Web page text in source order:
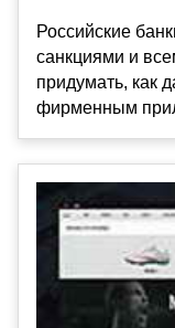
Российские
санкциями и
придумать, как
фирменным